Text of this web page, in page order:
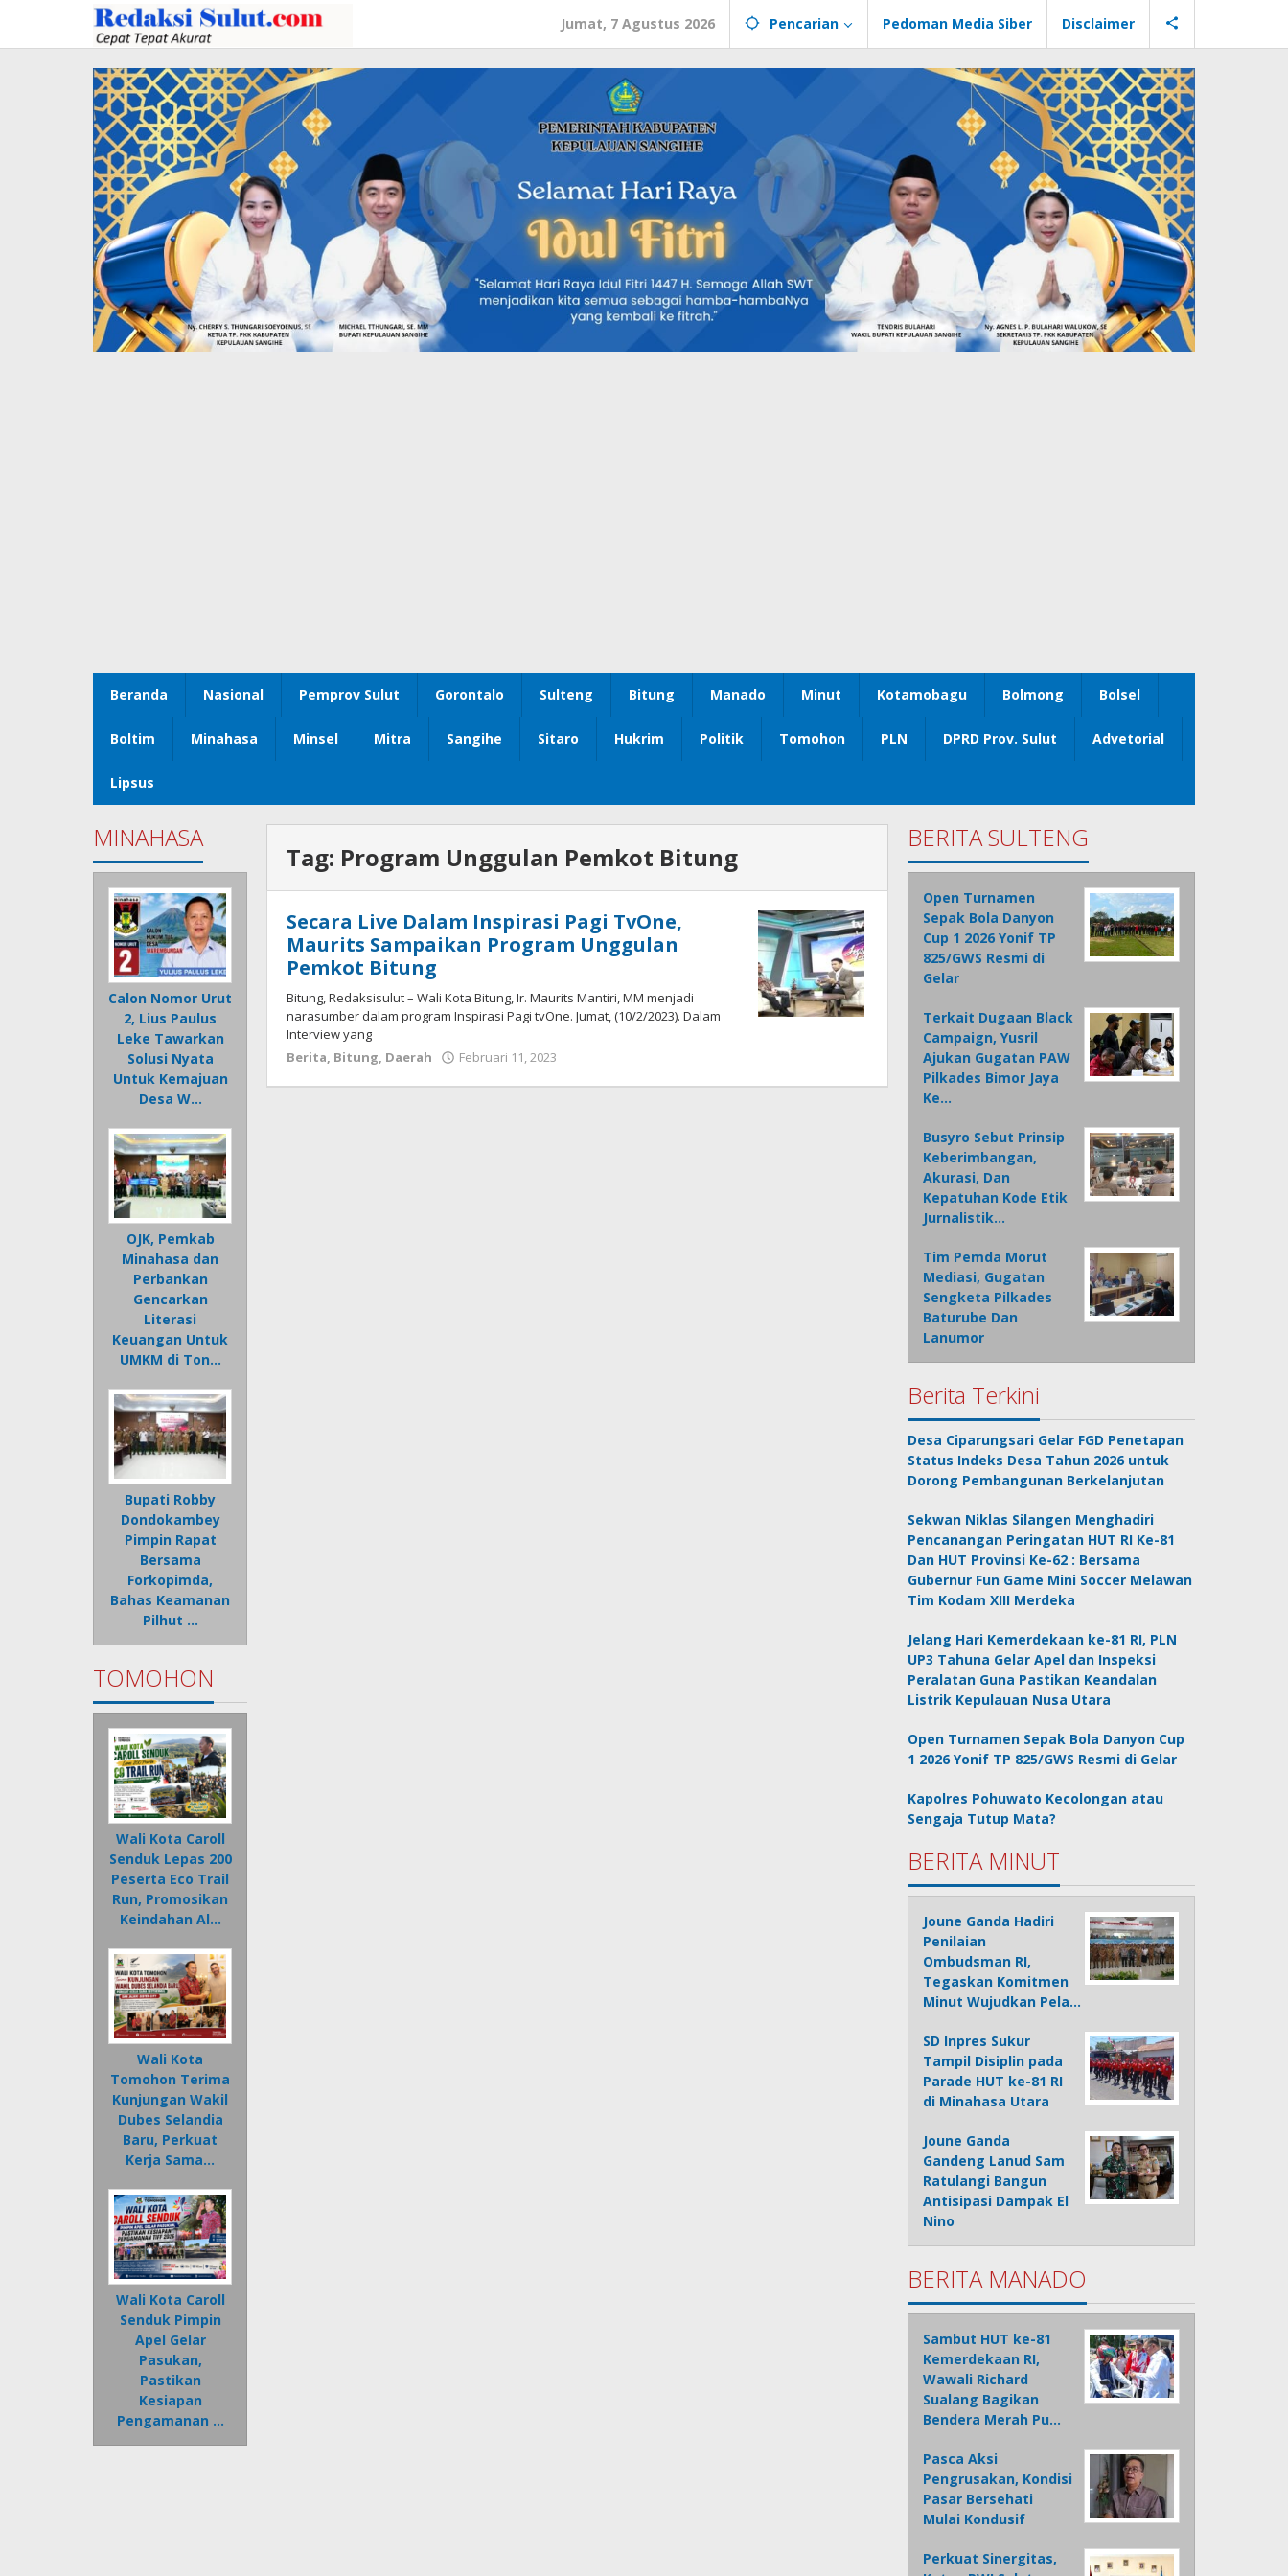
konten
Jumat, 7 Agustus 2026 Pencarian Pedoman Media Siber Disclaimer
Beranda Nasional Pemprov Sulut Gorontalo Sulteng Bitung Manado Minut Kotamobagu Bolmong Bolsel
Boltim Minahasa Minsel Mitra Sangihe Sitaro Hukrim Politik Tomohon PLN DPRD Prov. Sulut Advetorial
Lipsus
MINAHASA
Calon Nomor Urut
2, Lius Paulus
Leke Tawarkan
Solusi Nyata
Untuk Kemajuan
Desa W…
OJK, Pemkab
Minahasa dan
Perbankan
Gencarkan
Literasi
Keuangan Untuk
UMKM di Ton…
Bupati Robby
Dondokambey
Pimpin Rapat
Bersama
Forkopimda,
Bahas Keamanan
Pilhut …
TOMOHON
Wali Kota Caroll
Senduk Lepas 200
Peserta Eco Trail
Run, Promosikan
Keindahan Al…
Wali Kota
Tomohon Terima
Kunjungan Wakil
Dubes Selandia
Baru, Perkuat
Kerja Sama…
Wali Kota Caroll
Senduk Pimpin
Apel Gelar
Pasukan,
Pastikan
Kesiapan
Pengamanan …
Tag: Program Unggulan Pemkot Bitung
Secara Live Dalam Inspirasi Pagi TvOne,
Maurits Sampaikan Program Unggulan
Pemkot Bitung
Bitung, Redaksisulut – Wali Kota Bitung, Ir. Maurits Mantiri, MM menjadi
narasumber dalam program Inspirasi Pagi tvOne. Jumat, (10/2/2023). Dalam
Interview yang
Berita, Bitung, Daerah Februari 11, 2023
BERITA SULTENG
Open Turnamen
Sepak Bola Danyon
Cup 1 2026 Yonif TP
825/GWS Resmi di
Gelar
Terkait Dugaan Black
Campaign, Yusril
Ajukan Gugatan PAW
Pilkades Bimor Jaya
Ke…
Busyro Sebut Prinsip
Keberimbangan,
Akurasi, Dan
Kepatuhan Kode Etik
Jurnalistik…
Tim Pemda Morut
Mediasi, Gugatan
Sengketa Pilkades
Baturube Dan
Lanumor
Berita Terkini
Desa Ciparungsari Gelar FGD Penetapan
Status Indeks Desa Tahun 2026 untuk
Dorong Pembangunan Berkelanjutan
Sekwan Niklas Silangen Menghadiri
Pencanangan Peringatan HUT RI Ke-81
Dan HUT Provinsi Ke-62 : Bersama
Gubernur Fun Game Mini Soccer Melawan
Tim Kodam XIII Merdeka
Jelang Hari Kemerdekaan ke-81 RI, PLN
UP3 Tahuna Gelar Apel dan Inspeksi
Peralatan Guna Pastikan Keandalan
Listrik Kepulauan Nusa Utara
Open Turnamen Sepak Bola Danyon Cup
1 2026 Yonif TP 825/GWS Resmi di Gelar
Kapolres Pohuwato Kecolongan atau
Sengaja Tutup Mata?
BERITA MINUT
Joune Ganda Hadiri
Penilaian
Ombudsman RI,
Tegaskan Komitmen
Minut Wujudkan Pela…
SD Inpres Sukur
Tampil Disiplin pada
Parade HUT ke-81 RI
di Minahasa Utara
Joune Ganda
Gandeng Lanud Sam
Ratulangi Bangun
Antisipasi Dampak El
Nino
BERITA MANADO
Sambut HUT ke-81
Kemerdekaan RI,
Wawali Richard
Sualang Bagikan
Bendera Merah Pu…
Pasca Aksi
Pengrusakan, Kondisi
Pasar Bersehati
Mulai Kondusif
Perkuat Sinergitas,